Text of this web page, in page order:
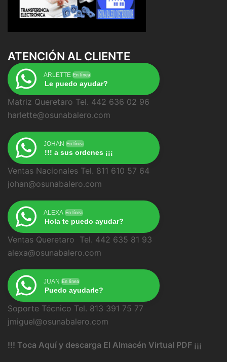
ATENCIÓN AL CLIENTE
ARLETTE En línea
Le puedo ayudar?
Matriz Queretaro Tel. 442 636 02 96
harlette@osunabalero.com
JOHAN En línea
!!! a sus ordenes ¡¡¡
Ventas Nacionales Tel. 811 610 57 64
johan@osunabalero.com
ALEXA En línea
Hola te puedo ayudar?
Ventas Queretaro Tel. 442 635 81 93
alexa@osunabalero.com
JUAN En línea
Puedo ayudarle?
Soporte Técnico Tel. 813 391 75 77
jmiguel@osunabalero.com
!!! Toca Aquí y descarga El Almacén Virtual PDF ¡¡¡